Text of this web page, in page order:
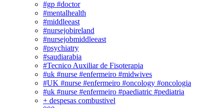
#gp #doctor
#mentalhealth
#middleeast
#nursejobireland
#nursejobmiddleeast
#psychiatry
#saudiarabia
#Tecnico Auxiliar de Fisoterapia
#uk #nurse #enfermeiro #midwives
#UK #nurse #enfermeiro #oncology #oncologia
#uk #nurse #enfermeiro #paediatric #pediatria
+ despesas combustivel